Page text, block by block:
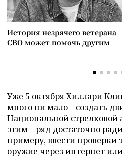
История незрячего ветерана
СВО может помочь другим
Уже 5 октября Хиллари
много ни мало – создать
Национальной стрелковой
этим – ряд достаточно
примеру, ввести проверки
оружие через интернет